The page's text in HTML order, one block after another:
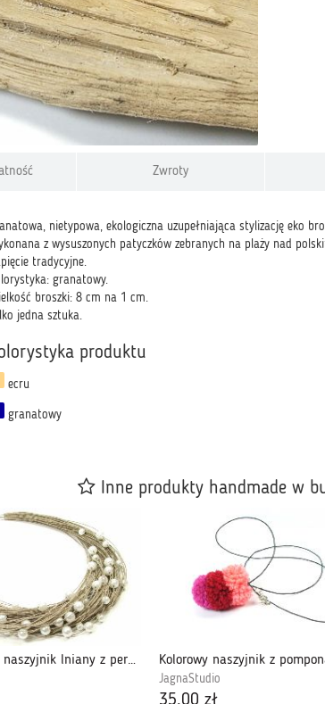
Zwroty
nietypowa, ekologiczna uzupełniająca stylizację eko
z wysuszonych patyczków zebranych na plaży nad
tradycyjne.
granatowy.
broszki: 8 cm na 1 cm.
jedna sztuka.
produktu
ecru
granatowy
Inne produkty handmade w
Bialejanna - naszyjnik lniany z perełką
JagnaStudio